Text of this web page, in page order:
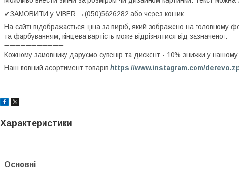
✔ЗАМОВИТИ у VIBER →(050)5626282 або через кошик
На сайті відображається ціна за виріб, який зображено на головному
та фарбуванням, кінцева вартість може відрізнятися від зазначеної.
➖➖➖➖➖➖➖➖➖➖➖
Кожному замовнику даруємо сувенір та дисконт - 10% знижки у нашому
Наш повний асортимент товарів https://www.instagram.com/
Характеристики
Основні